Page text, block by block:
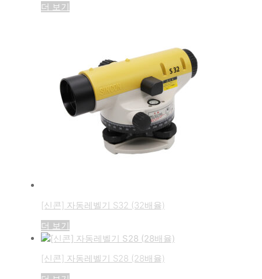
더 보기
[신콘] 자동레벨기 S32 (32배율)
더 보기
[신콘] 자동레벨기 S28 (28배율)